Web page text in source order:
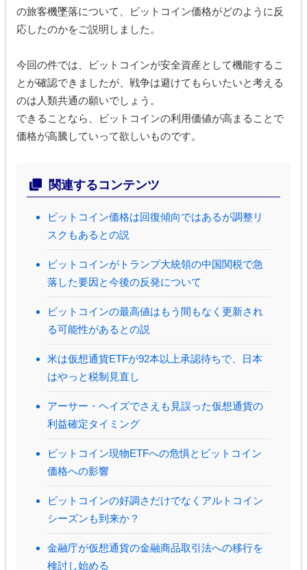
の旅客機墜落について、ビットコイン価格がどのように反
応したのかをご説明しました。
今回の件では、ビットコインが安全資産として機能するこ
とが確認できましたが、戦争は避けてもらいたいと考える
のは人類共通の願いでしょう。
できることなら、ビットコインの利用価値が高まることで
価格が高騰していって欲しいものです。
関連するコンテンツ
ビットコイン価格は回復傾向ではあるが調整リ
スクもあるとの説
ビットコインがトランプ大統領の中国関税で急
落した要因と今後の反発について
ビットコインの最高値はもう間もなく更新され
る可能性があるとの説
米は仮想通貨ETFが92本以上承認待ちで、日本
はやっと税制見直し
アーサー・ヘイズでさえも見誤った仮想通貨の
利益確定タイミング
ビットコイン現物ETFへの危惧とビットコイン
価格への影響
ビットコインの好調さだけでなくアルトコイン
シーズンも到来か？
金融庁が仮想通貨の金融商品取引法への移行を
検討し始める